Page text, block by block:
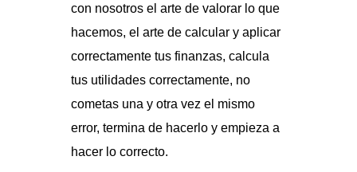
con nosotros el arte de valorar lo que
hacemos, el arte de calcular y aplicar
correctamente tus finanzas, calcula
tus utilidades correctamente, no
cometas una y otra vez el mismo
error, termina de hacerlo y empieza a
hacer lo correcto.